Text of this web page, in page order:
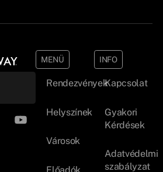
MENÜ
Rendezvények
Helyszínek
Városok
INFO
Kapcsolat
Gyakori
Kérdések
Adatvédelmi
szabályzat